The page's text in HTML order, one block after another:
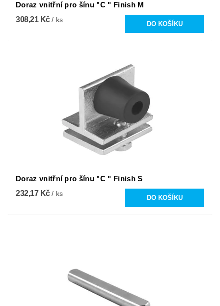
Doraz vnitřní pro šínu "C " Finish M
308,21 Kč/ ks
Doraz vnitřní pro šínu "C " Finish S
232,17 Kč/ ks